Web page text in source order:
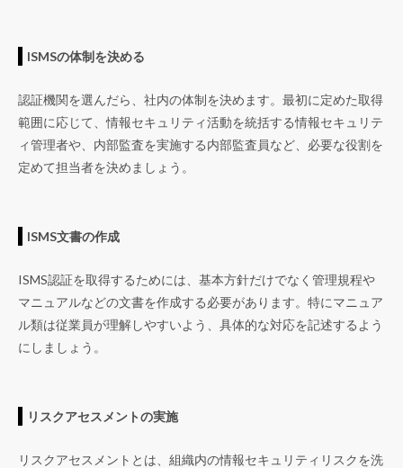
ISMSの体制を決める
認証機関を選んだら、社内の体制を決めます。最初に定めた取得
範囲に応じて、情報セキュリティ活動を統括する情報セキュリテ
ィ管理者や、内部監査を実施する内部監査員など、必要な役割を
定めて担当者を決めましょう。
ISMS文書の作成
ISMS認証を取得するためには、基本方針だけでなく管理規程や
マニュアルなどの文書を作成する必要があります。特にマニュア
ル類は従業員が理解しやすいよう、具体的な対応を記述するよう
にしましょう。
リスクアセスメントの実施
リスクアセスメントとは、組織内の情報セキュリティリスクを洗